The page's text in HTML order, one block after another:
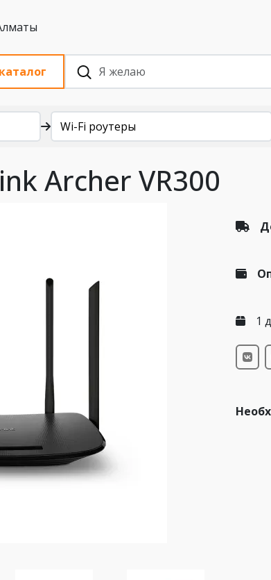
с НДС, Алматы
каталог
Wi-Fi роутеры
Archer VR300
1